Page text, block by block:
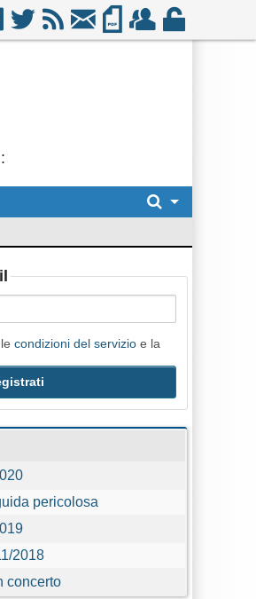
lecondizioni del servizio e la
pericolosa
2018
concerto